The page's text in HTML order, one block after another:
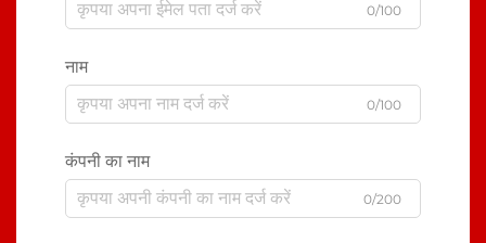
0/100
नाम
0/100
कंपनी का नाम
0/200